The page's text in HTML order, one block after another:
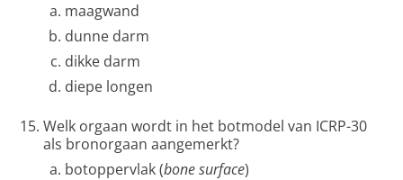
maagwand
dunne darm
dikke darm
diepe longen
Welk orgaan wordt in het botmodel van ICRP-30
als bronorgaan aangemerkt?
botoppervlak (bone surface)